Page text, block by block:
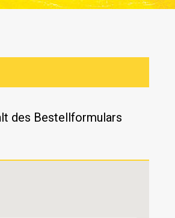
des Bestellformulars